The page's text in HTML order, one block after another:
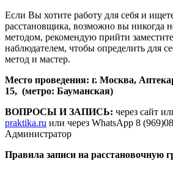
Если Вы хотите работу для себя и
расстановщика, возможно вы никогда
методом, рекомендую прийти
наблюдателем, чтобы определить для
метод и мастер.
Место проведения: г. Москва,
15, (метро: Бауманская)
ВОПРОСЫ И ЗАПИСЬ: через сайт
praktika.ru или через WhatsApp 8
Администратор
Правила записи на расстановочную